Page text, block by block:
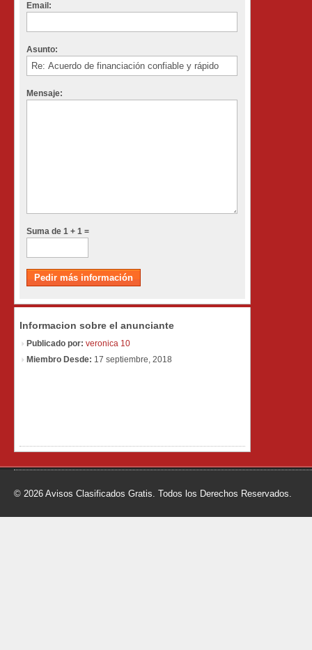
Email:
Asunto:
Mensaje:
Suma de 1 + 1 =
Informacion sobre el anunciante
Publicado por: veronica 10
Miembro Desde: 17 septiembre, 2018
© 2026 Avisos Clasificados Gratis. Todos los Derechos Reservados.